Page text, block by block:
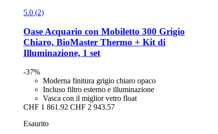
5.0 (2)
Oase Acquario con Mobiletto 300 Grigio
Chiaro, BioMaster Thermo + Kit di
Illuminazione, 1 set
-37%
Moderna finitura grigio chiaro opaco
Incluso filtro esterno e illuminazione
Vasca con il miglior vetro float
CHF 1 861.92 CHF 2 943.57
Esaurito